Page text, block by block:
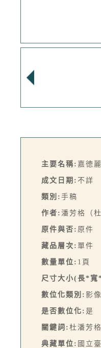
主要名稱: 嘉徳
成文日期: 不詳
類別: 手稿
作者: 潘芳格（
原件與否: 原件
藏品層次: 單件
數量單位: 1頁
尺寸大小(長*
數位化類別: 影
是否數位化: 是
關鍵詞: 杜潘芳
典藏單位: 國立